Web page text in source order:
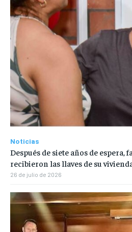
Noticias
Después de siete años de espera,
recibieron las llaves de su
26 de julio de 2026